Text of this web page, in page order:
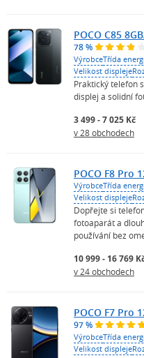
POCO C85
78 %
VýrobceTřída
Velikost displeje
Praktický telefon
displej a solidní
3 499 - 7 025 Kč
v 28 obchodech
POCO F8 Pro
VýrobceTřída
Velikost displeje
Dopřejte si
fotoaparát a
používání bez
10 999 - 16 769
v 24 obchodech
POCO F7 Pro
97 %
VýrobceTřída
Velikost displeje